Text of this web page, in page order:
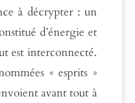
à décrypter : un
d’énergie et
est interconnecté.
« esprits »
avant tout à